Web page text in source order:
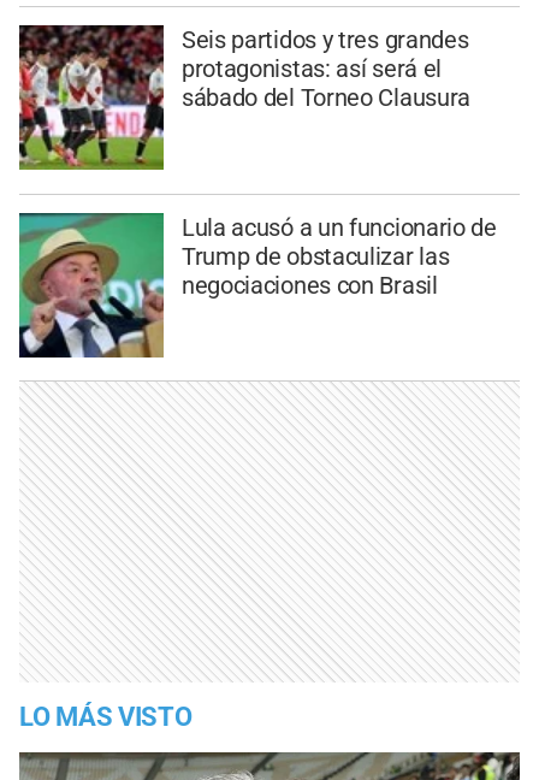
Seis partidos y tres grandes
protagonistas: así será el
sábado del Torneo Clausura
Lula acusó a un funcionario de
Trump de obstaculizar las
negociaciones con Brasil
LO MÁS VISTO